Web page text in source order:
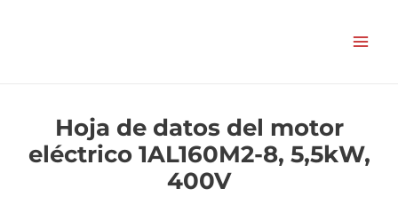
Hoja de datos del motor
eléctrico 1AL160M2-8, 5,5kW,
400V